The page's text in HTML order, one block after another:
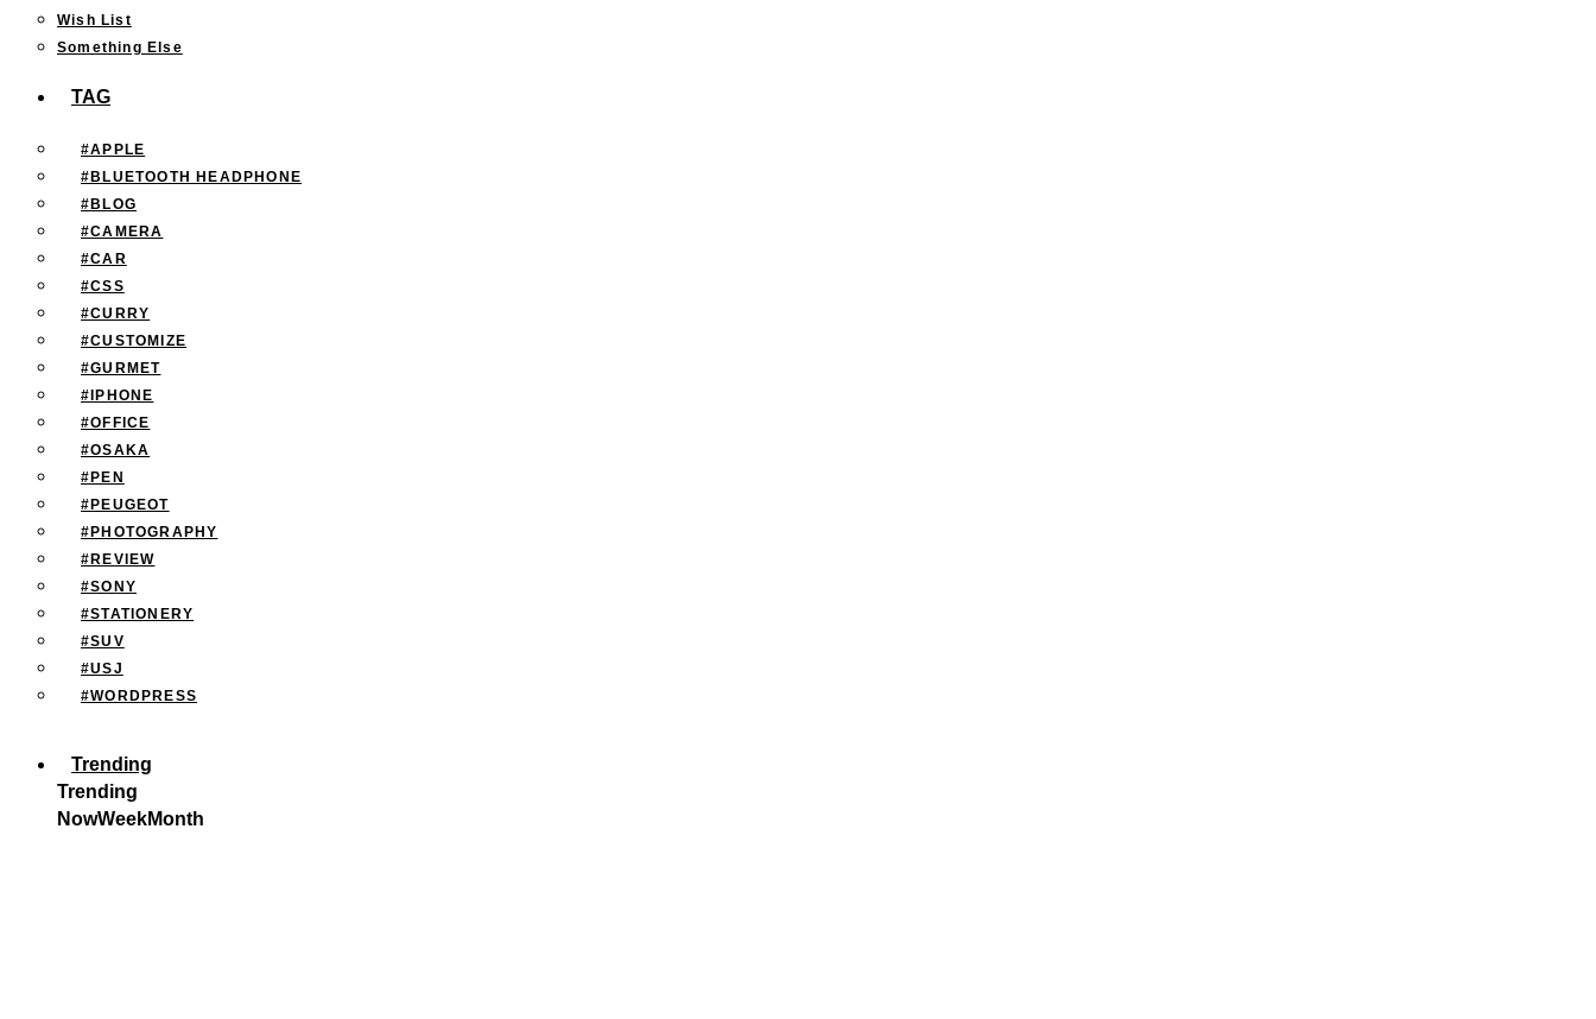
Wish List
Something Else
TAG
#APPLE
#BLUETOOTH HEADPHONE
#BLOG
#CAMERA
#CAR
#CSS
#CURRY
#CUSTOMIZE
#GURMET
#IPHONE
#OFFICE
#OSAKA
#PEN
#PEUGEOT
#PHOTOGRAPHY
#REVIEW
#SONY
#STATIONERY
#SUV
#USJ
#WORDPRESS
Trending
Trending
NowWeekMonth